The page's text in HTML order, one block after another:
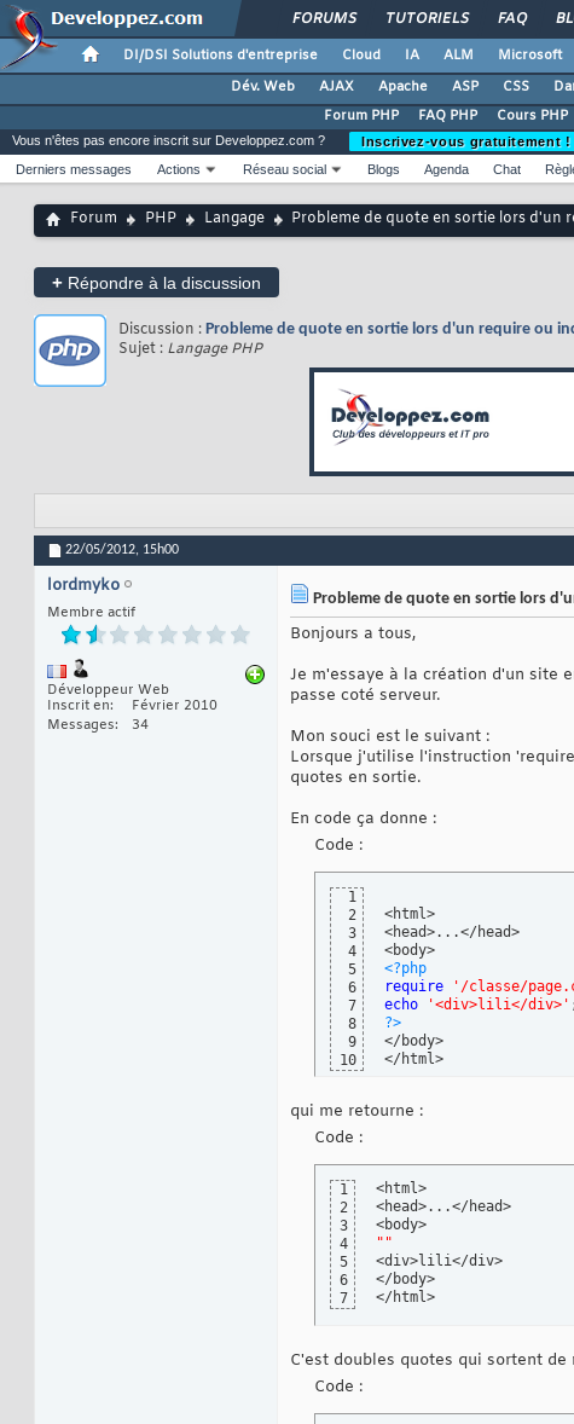
FORUMS TUTORIELS FAQ
DI/DSI Solutions d'entreprise Cloud IA ALM Microsoft
Dév. Web
AJAX Apache ASP CSS
Forum PHP
FAQ PHP Cours PHP
Vous n'êtes pas encore inscrit sur Developpez.com ?
Inscrivez-vous gratuitement !
Derniers messages
Actions Réseau social Blogs Agenda Chat
Forum PHP Langage Probleme de quote en sortie lors d'un
+ Répondre à la discussion
Discussion : Probleme de quote en sortie lors d'un require ou
Sujet : Langage PHP
22/05/2012, 15h00
lordmyko
Membre actif
Développeur Web
Inscrit en
Février 2010
Messages
34
Probleme de quote en sortie lors
Bonjours a tous,
Je m'essaye à la création d'un site
passe coté serveur.
Mon souci est le suivant :
Lorsque j'utilise l'instruction
quotes en sortie.
En code ça donne :
Code :
1
2
3
4
5
6
7
8
9
10
<html>
<head>...</head>
<?php
require
'/classe/
echo
'<div>lili</div>'
?>
</body>
</html>
qui me retourne :
Code :
1
2
3
4
5
6
7
<html>
<head>...</head>
""
<div>lili</div>
</body>
</html>
C'est doubles quotes qui sortent
Code :